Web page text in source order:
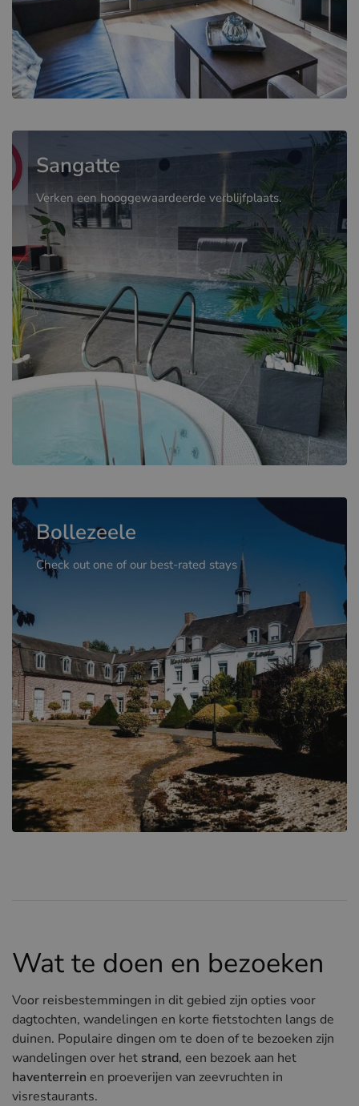
Sangatte
Verken een hooggewaardeerde verblijfplaats.
Bollezeele
Check out one of our best-rated stays
Wat te doen en bezoeken
Voor reisbestemmingen in dit gebied zijn opties voor
dagtochten, wandelingen en korte fietstochten langs de
duinen. Populaire dingen om te doen of te bezoeken zijn
wandelingen over het strand, een bezoek aan het
haventerrein en proeverijen van zeevruchten in
visrestaurants.